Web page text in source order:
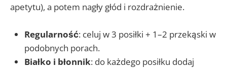
apetytu), a potem nagły głód i rozdrażnienie.
Regularność: celuj w 3 posiłki + 1–2 przekąski w
podobnych porach.
Białko i błonnik: do każdego posiłku dodaj